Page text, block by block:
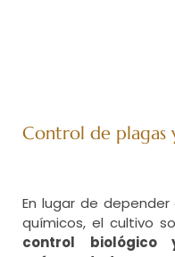
Control de plagas
En lugar de
químicos, el cultivo
control